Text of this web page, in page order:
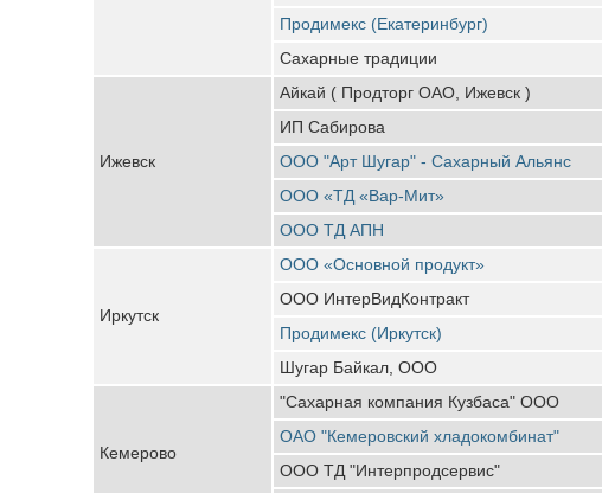
Продимекс (Екатеринбург)
Сахарные традиции
Ижевск
Айкай ( Продторг ОАО, Ижевск )
ИП Сабирова
ООО "Арт Шугар" - Сахарный Альянс
ООО «ТД «Вар-Мит»
ООО ТД АПН
Иркутск
ООО «Основной продукт»
ООО ИнтерВидКонтракт
Продимекс (Иркутск)
Шугар Байкал, ООО
Кемерово
"Сахарная компания Кузбаса" ООО
ОАО "Кемеровский хладокомбинат"
ООО ТД "Интерпродсервис"